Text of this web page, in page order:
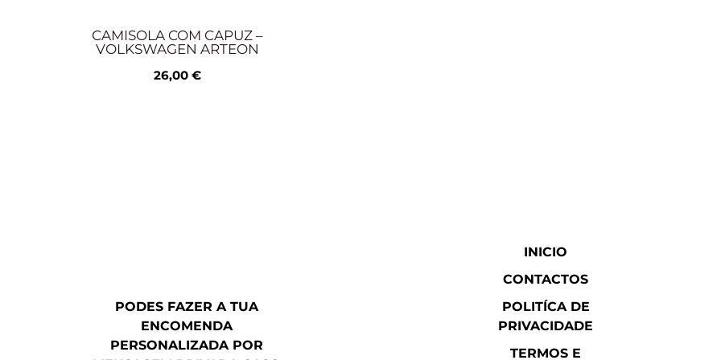
CAMISOLA COM CAPUZ –
VOLKSWAGEN ARTEON
26,00 €
PODES FAZER A TUA
ENCOMENDA
PERSONALIZADA POR
INICIO
CONTACTOS
POLITÍCA DE
PRIVACIDADE
TERMOS E